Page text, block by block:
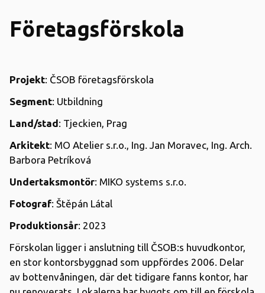
Företagsförskola
Projekt: ČSOB företagsförskola
Segment: Utbildning
Land/stad: Tjeckien, Prag
Arkitekt: MO Atelier s.r.o., Ing. Jan Moravec, Ing. Arch.
Barbora Petríková
Undertaksmontör: MIKO systems s.r.o.
Fotograf: Štěpán Látal
Produktionsår: 2023
Förskolan ligger i anslutning till ČSOB:s huvudkontor,
en stor kontorsbyggnad som uppfördes 2006. Delar
av bottenvåningen, där det tidigare fanns kontor, har